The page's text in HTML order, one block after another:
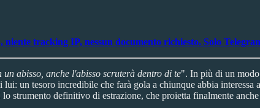
tracking IP, nessun documento richiesto. Solo
abisso, anche l'abisso scruterà dentro di te". In più di un
un tesoro incredibile che farà gola a chiunque abbia
strumento definitivo di estrazione, che proietta finalmente